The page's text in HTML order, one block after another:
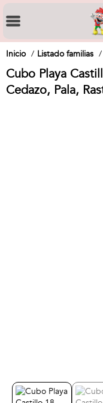
Inicio Listado familias
Cubo Playa
Cedazo, Pala,